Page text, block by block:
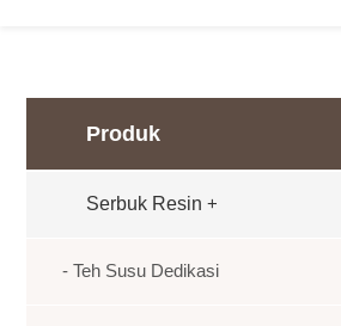
Produk
Serbuk Resin +
- Teh Susu Dedikasi